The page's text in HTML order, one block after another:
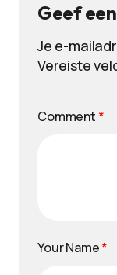
Geef
Je e-
Vereiste
Comment *
Your Name*